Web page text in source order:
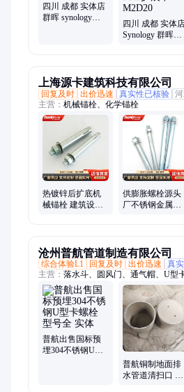
四川 成都 实体店
群晖 synology
四川 成都 实体
Synology 群晖
M2D20
上海源卡建筑科技有限公司
回复及时 出价迅速 真实性已核验
主营： 机械锚栓、化学锚栓
热镀锌后扩底机
械锚栓 建筑设备
供膨胀螺栓源头
厂不锈钢金属内
沧州普航管道制造有限公司
综合体验L1
回复及时 出价迅速 真
主营： 落水斗、圆风门、通气帽、U型
弯管通气帽、罩型通气帽、锥形风帽、
雨水斗、87型雨水斗、支吊架、弹簧
喇叭口、喇叭口支架、密闭地漏、水封
漏、不锈钢地漏、排水漏斗
普航出售国标预
埋304不锈钢U型
普航铜制地面排
水管道清扫口 型